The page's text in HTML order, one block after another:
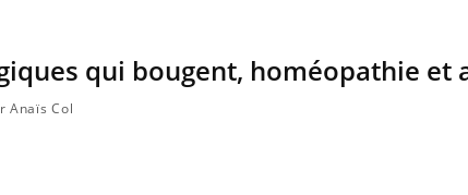
qui bougent, homéopathie et
Anaïs Col